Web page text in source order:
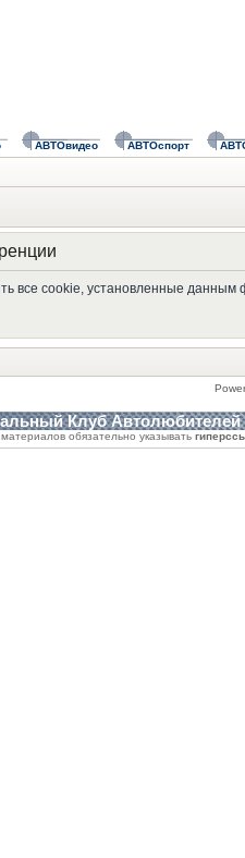
АВТОвидео АВТОспорт
все cookie, установленные
Клуб Автолюбителей
обязательно указывать